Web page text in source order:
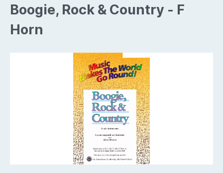
Boogie, Rock & Country - F
Horn